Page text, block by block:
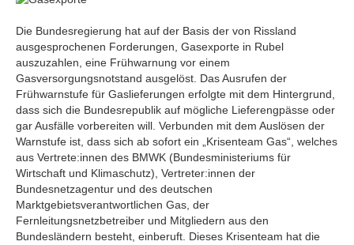
Die Bundesregierung hat auf der Basis der von Rissland
ausgesprochenen Forderungen, Gasexporte in Rubel
auszuzahlen, eine Frühwarnung vor einem
Gasversorgungsnotstand ausgelöst. Das Ausrufen der
Frühwarnstufe für Gaslieferungen erfolgte mit dem Hintergrund,
dass sich die Bundesrepublik auf mögliche Lieferengpässe oder
gar Ausfälle vorbereiten will. Verbunden mit dem Auslösen der
Warnstufe ist, dass sich ab sofort ein „Krisenteam Gas“, welches
aus Vertrete:innen des BMWK (Bundesministeriums für
Wirtschaft und Klimaschutz), Vertreter:innen der
Bundesnetzagentur und des deutschen
Marktgebietsverantwortlichen Gas, der
Fernleitungsnetzbetreiber und Mitgliedern aus den
Bundesländern besteht, einberuft. Dieses Krisenteam hat die